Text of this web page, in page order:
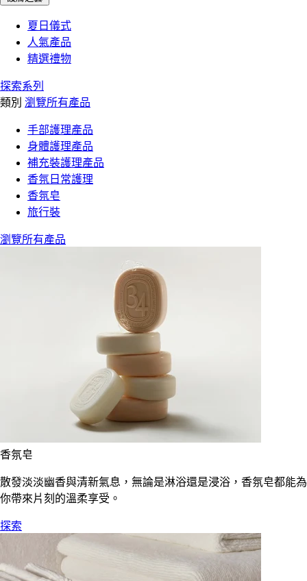
夏日儀式
人氣產品
精選禮物
探索系列
類別 瀏覽所有產品
手部護理產品
身體護理產品
補充裝護理產品
香氛日常護理
香氛皂
旅行裝
瀏覽所有產品
香氛皂
散發淡淡幽香與清新氣息，無論是淋浴還是浸浴，香氛皂都能為
你帶來片刻的溫柔享受。
探索